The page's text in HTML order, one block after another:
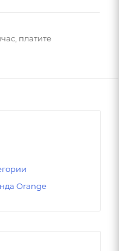
платите
Orange